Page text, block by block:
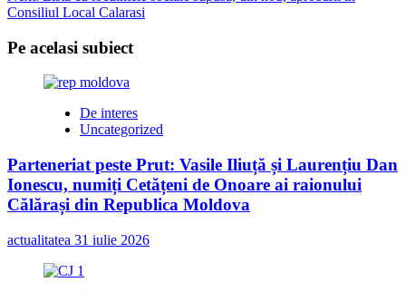
navigation
Consiliul Local Calarasi
Pe acelasi subiect
De interes
Uncategorized
Parteneriat peste Prut: Vasile Iliuță și Laurențiu Dan
Ionescu, numiți Cetățeni de Onoare ai raionului
Călărași din Republica Moldova
actualitatea 31 iulie 2026